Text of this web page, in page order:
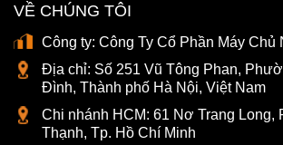
VỀ CHÚNG TÔI
Công ty: Công Ty Cổ Phần Máy Chủ
Địa chỉ: Số 251 Vũ Tông Phan,
Đình, Thành phố Hà Nội, Việt Nam
Chi nhánh HCM: 61 Nơ Trang Long,
Thạnh, Tp. Hồ Chí Minh